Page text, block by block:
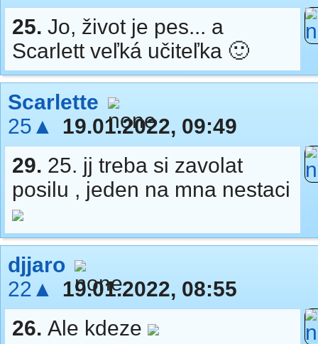
25. Jo, život je pes... a
Scarlett veľká učiteľka 🙂
Scarlette
25▲
19.01.2022, 09:49
29. 25. jj treba si zavolat
posilu , jeden na mna nestaci
djjaro
22▲
19.01.2022, 08:55
26. Ale kdeze